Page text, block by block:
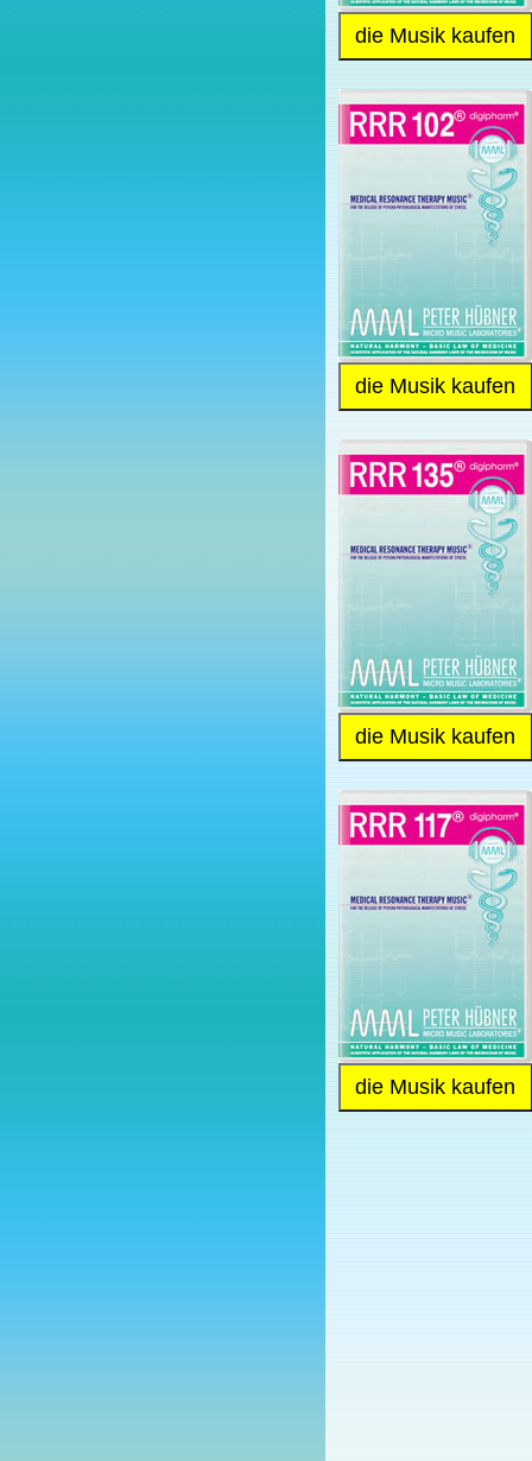
die Musik kaufen
die Musik kaufen
die Musik kaufen
die Musik kaufen